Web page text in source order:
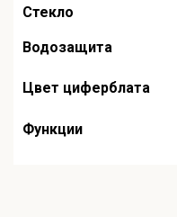
Стекло
Водозащита
Цвет циферблата
Функции